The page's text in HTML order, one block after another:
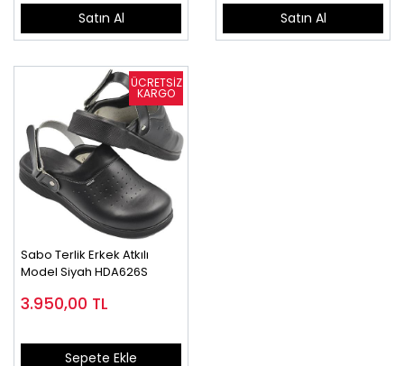
Satın Al Satın Al
Sabo Terlik Erkek Atkılı
Model Siyah HDA626S
3.950,00 TL
Sepete Ekle